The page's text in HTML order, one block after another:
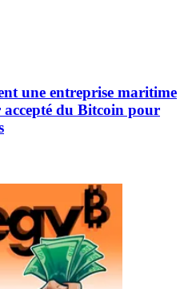
une entreprise maritime
du Bitcoin pour